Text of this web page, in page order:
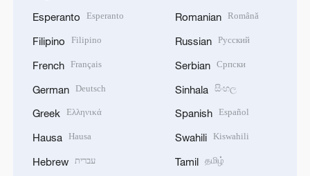
Esperanto Esperanto
Filipino Filipino
French Français
German Deutsch
Greek Ελληνικά
Hausa Hausa
Hebrew עברית
Romanian Română
Russian Русский
Serbian Српски
Sinhala සිංහල
Spanish Español
Swahili Kiswahili
Tamil தமிழ்